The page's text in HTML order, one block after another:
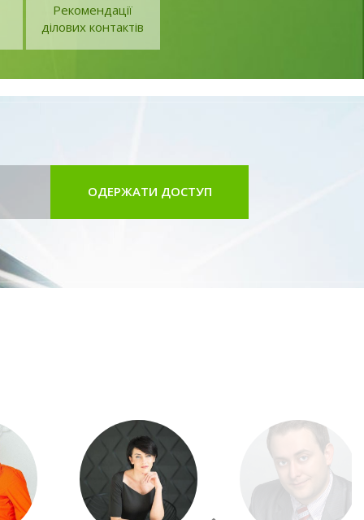
Рекомендації
ділових контактів
ОДЕРЖАТИ ДОСТУП